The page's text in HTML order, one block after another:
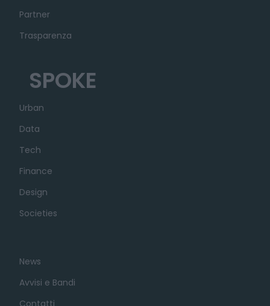
Partner
Trasparenza
SPOKE
Urban
Data
Tech
Finance
Design
Societies
News
Avvisi e Bandi
Contatti